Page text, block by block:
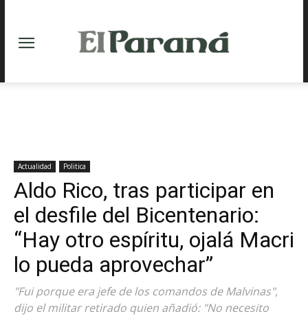
Actualidad Politica
Aldo Rico, tras participar en
el desfile del Bicentenario:
“Hay otro espíritu, ojalá Macri
lo pueda aprovechar”
"Fui porque era jefe de los comandos de Malvinas",
dijo el militar retirado quien añadió: "No necesito